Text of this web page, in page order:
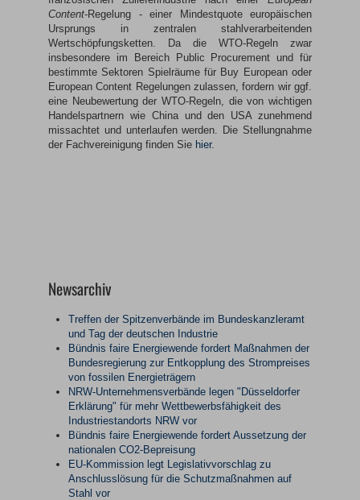
Content-Regelung - einer Mindestquote europäischen
Ursprungs in zentralen stahlverarbeitenden
Wertschöpfungsketten. Da die WTO-Regeln zwar
insbesondere im Bereich Public Procurement und für
bestimmte Sektoren Spielräume für Buy European oder
European Content Regelungen zulassen, fordern wir ggf.
eine Neubewertung der WTO-Regeln, die von wichtigen
Handelspartnern wie China und den USA zunehmend
missachtet und unterlaufen werden. Die Stellungnahme
der Fachvereinigung finden Sie hier.
Newsarchiv
Treffen der Spitzenverbände im Bundeskanzleramt
und Tag der deutschen Industrie
Bündnis faire Energiewende fordert Maßnahmen der
Bundesregierung zur Entkopplung des Strompreises
von fossilen Energieträgern
NRW-Unternehmensverbände legen "Düsseldorfer
Erklärung" für mehr Wettbewerbsfähigkeit des
Industriestandorts NRW vor
Bündnis faire Energiewende fordert Aussetzung der
nationalen CO2-Bepreisung
EU-Kommission legt Legislativvorschlag zu
Anschlusslösung für die Schutzmaßnahmen auf
Stahl vor